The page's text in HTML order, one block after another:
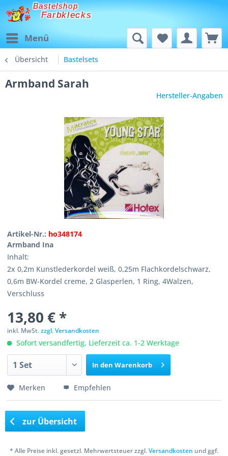
Bastelshop
Farbklecks
Menü
Übersicht Bastelsets
Armband Sarah
Hersteller-Angaben
Artikel-Nr.: ho348174
Armband Ina
Inhalt:
2x 0,2m Kunstlederkordel weiß, 0,25m Flachkordelschwarz,
0,6m BW-Kordel creme, 2 Glasperlen, 1 Ring, 4Walzen,
Verschluss
13,80 € *
inkl. MwSt.zzgl. Versandkosten
Sofort versandfertig, Lieferzeit ca. 1-2 Werktage
In den Warenkorb
Merken Empfehlen
zur Übersicht
* Alle Preise inkl. gesetzl. Mehrwertsteuer zzgl.Versandkosten und ggf.